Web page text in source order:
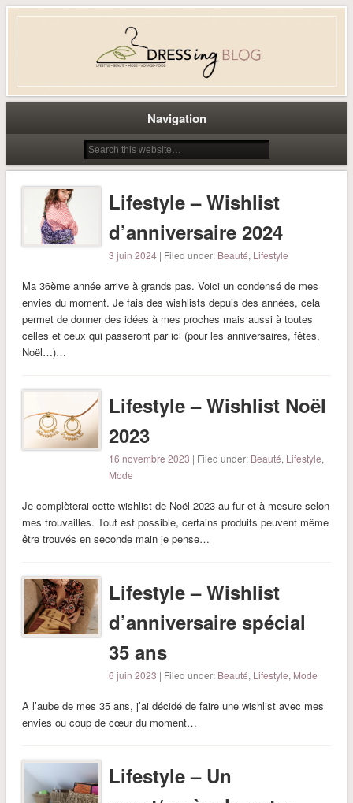
Dress-ing – Blog lifestyle beauté
mode à Caen
Navigation
Lifestyle – Wishlist
d’anniversaire 2024
3 juin 2024 | Filed under: Beauté, Lifestyle
Ma 36ème année arrive à grands pas. Voici un condensé de mes
envies du moment. Je fais des wishlists depuis des années, cela
permet de donner des idées à mes proches mais aussi à toutes
celles et ceux qui passeront par ici (pour les anniversaires, fêtes,
Noël…)…
Lifestyle – Wishlist Noël
2023
16 novembre 2023 | Filed under: Beauté, Lifestyle,
Mode
Je complèterai cette wishlist de Noël 2023 au fur et à mesure selon
mes trouvailles. Tout est possible, certains produits peuvent même
être trouvés en seconde main je pense…
Lifestyle – Wishlist
d’anniversaire spécial
35 ans
6 juin 2023 | Filed under: Beauté, Lifestyle, Mode
A l’aube de mes 35 ans, j’ai décidé de faire une wishlist avec mes
envies ou coup de cœur du moment…
Lifestyle – Un